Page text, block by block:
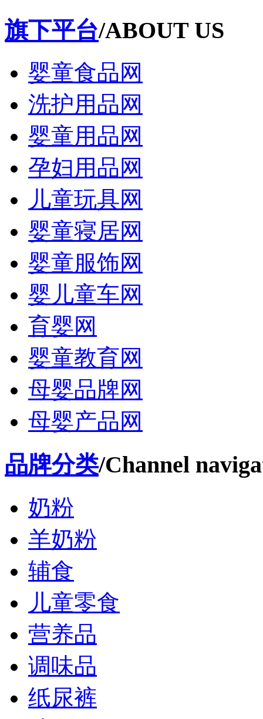
旗下平台/ABOUT US
婴童食品网
洗护用品网
婴童用品网
孕妇用品网
儿童玩具网
婴童寝居网
婴童服饰网
婴儿童车网
育婴网
婴童教育网
母婴品牌网
母婴产品网
品牌分类/Channel
奶粉
羊奶粉
辅食
儿童零食
营养品
调味品
纸尿裤